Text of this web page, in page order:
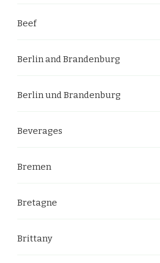
Beef
Berlin and Brandenburg
Berlin und Brandenburg
Beverages
Bremen
Bretagne
Brittany